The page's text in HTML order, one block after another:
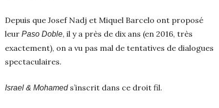
Depuis que Josef Nadj et Miquel Barcelo ont proposé
leur Paso Doble, il y a près de dix ans (en 2016, très
exactement), on a vu pas mal de tentatives de dialogues
spectaculaires.
Israel & Mohameds’inscrit dans ce droit fil.